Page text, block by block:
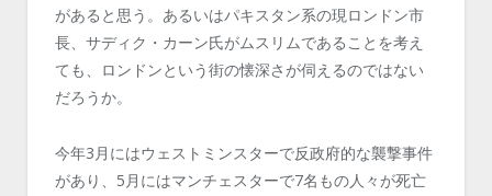
があると思う。あるいはパキスタン系の現ロンドン市
長、サディク・カーン氏がムスリムであることを考え
ても、ロンドンという街の懐深さが伺えるのではない
だろうか。
今年3月にはウェストミンスターで反政府的な襲撃事件
があり、5月にはマンチェスターで7名もの人々が死亡